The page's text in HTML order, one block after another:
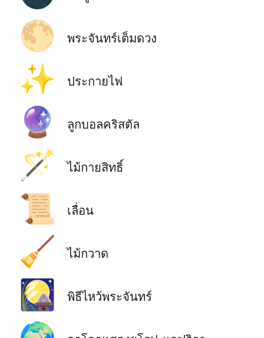
🌕 พระจันทร์เต็มดวง
✨ ประกายไฟ
🔮 ลูกบอลคริสตัล
🪄 ไม้กายสิทธิ์
📜 เลื่อน
🧹 ไม้กวาด
🎑 พิธีไหว้พระจันทร์